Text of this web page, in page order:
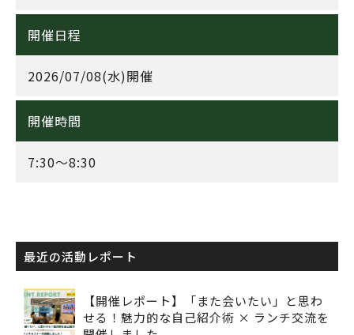
開催日程
2026/07/08(水)開催
開催時間
7:30～8:30
最近の活動レポート
【開催レポート】「また会いたい」と思わ
せる！魅力的な自己紹介術 × ランチ交流を